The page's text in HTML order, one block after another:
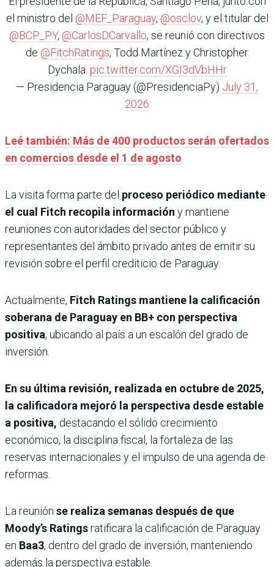
el ministro del @MEF_Paraguay, @osclov, y el titular del
@BCP_PY, @CarlosDCarvallo, se reunió con directivos
de @FitchRatings, Todd Martínez y Christopher
Dychala. pic.twitter.com/XGI3dVbHHr
— Presidencia Paraguay (@PresidenciaPy) July 31,
2026
Leé también: Más de 400 productos serán ofertados
en comercios desde el 1 de agosto
La visita forma parte del proceso periódico mediante
el cual Fitch recopila información y mantiene
reuniones con autoridades del sector público y
representantes del ámbito privado antes de emitir su
revisión sobre el perfil crediticio de Paraguay.
Actualmente, Fitch Ratings mantiene la calificación
soberana de Paraguay en BB+ con perspectiva
positiva, ubicando al país a un escalón del grado de
inversión.
En su última revisión, realizada en octubre de 2025,
la calificadora mejoró la perspectiva desde estable
a positiva, destacando el sólido crecimiento
económico, la disciplina fiscal, la fortaleza de las
reservas internacionales y el impulso de una agenda de
reformas.
La reunión se realiza semanas después de que
Moody’s Ratingsratificara la calificación de Paraguay
en Baa3, dentro del grado de inversión, manteniendo
además la perspectiva estable.